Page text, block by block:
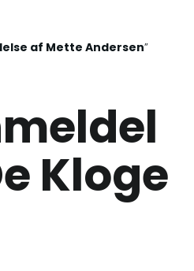
af Mette Andersen”
Kloge